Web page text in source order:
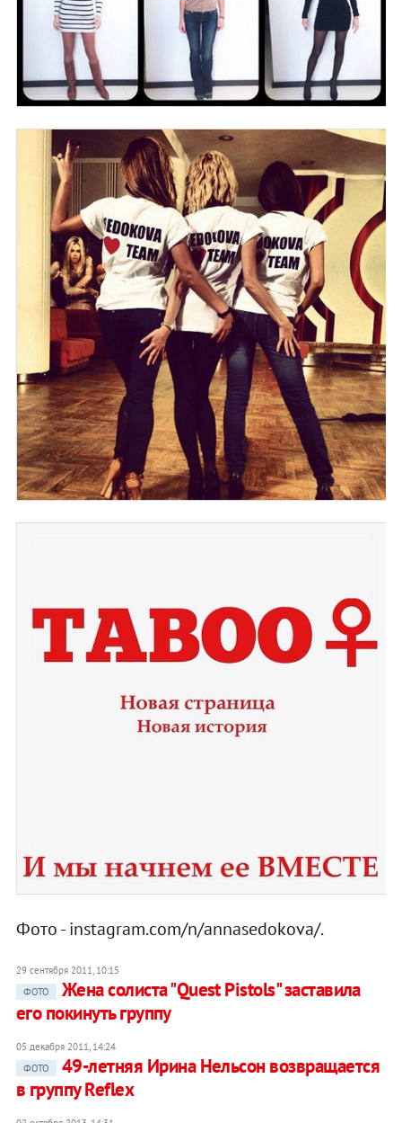
Фото - instagram.com/n/annasedokova/.
29 сентября 2011, 10:15
ФОТО
Жена солиста "Quest Pistols" заставила
его покинуть группу
05 декабря 2011, 14:24
ФОТО
49-летняя Ирина Нельсон возвращается
в группу Reflex